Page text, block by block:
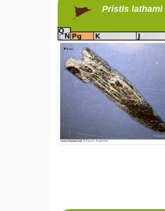
Pristislathami